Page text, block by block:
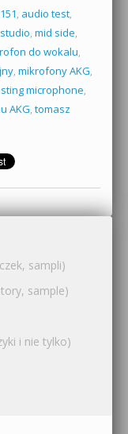
, audio test,
, mid side,
do wokalu,
, mikrofony AKG,
microphone,
AKG, tomasz
sampli)
sample)
i nie tylko)